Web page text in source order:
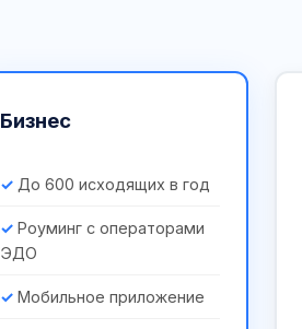
Бизнес
До 600 исходящих в год
Роуминг с операторами
ЭДО
Мобильное приложение